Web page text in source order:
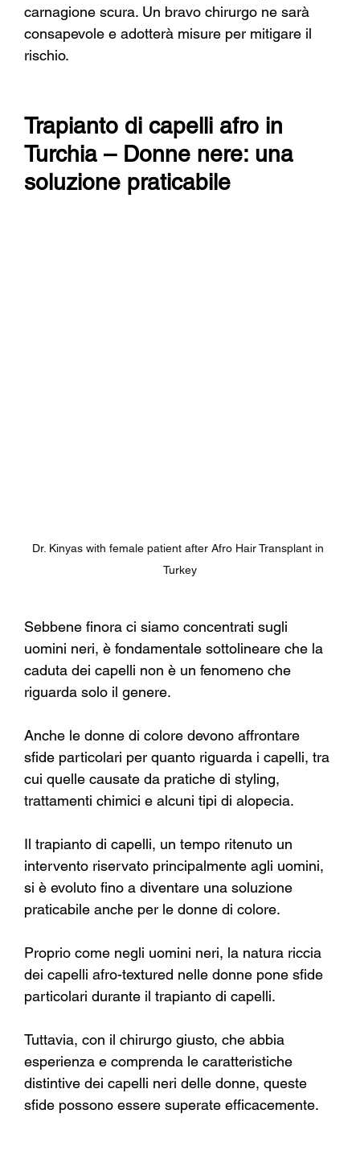
carnagione scura. Un bravo chirurgo ne sarà
consapevole e adotterà misure per mitigare il
rischio.
Trapianto di capelli afro in
Turchia – Donne nere: una
soluzione praticabile
Dr. Kinyas with female patient after Afro Hair Transplant in
Turkey
Sebbene finora ci siamo concentrati sugli
uomini neri, è fondamentale sottolineare che la
caduta dei capelli non è un fenomeno che
riguarda solo il genere.
Anche le donne di colore devono affrontare
sfide particolari per quanto riguarda i capelli, tra
cui quelle causate da pratiche di styling,
trattamenti chimici e alcuni tipi di alopecia.
Il trapianto di capelli, un tempo ritenuto un
intervento riservato principalmente agli uomini,
si è evoluto fino a diventare una soluzione
praticabile anche per le donne di colore.
Proprio come negli uomini neri, la natura riccia
dei capelli afro-textured nelle donne pone sfide
particolari durante il trapianto di capelli.
Tuttavia, con il chirurgo giusto, che abbia
esperienza e comprenda le caratteristiche
distintive dei capelli neri delle donne, queste
sfide possono essere superate efficacemente.